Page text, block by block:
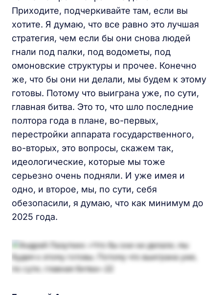
Приходите, подчеркивайте там, если вы
хотите. Я думаю, что все равно это лучшая
стратегия, чем если бы они снова людей
гнали под палки, под водометы, под
омоновские структуры и прочее. Конечно
же, что бы они ни делали, мы будем к этому
готовы. Потому что выиграна уже, по сути,
главная битва. Это то, что шло последние
полтора года в плане, во-первых,
перестройки аппарата государственного,
во-вторых, это вопросы, скажем так,
идеологические, которые мы тоже
серьезно очень подняли. И уже имея и
одно, и второе, мы, по сути, себя
обезопасили, я думаю, что как минимум до
2025 года.